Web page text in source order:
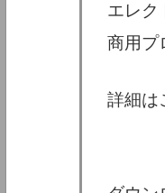
エレク
商用プ
詳細は